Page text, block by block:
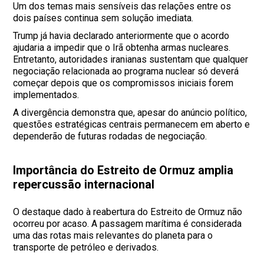
Um dos temas mais sensíveis das relações entre os
dois países continua sem solução imediata.
Trump já havia declarado anteriormente que o acordo
ajudaria a impedir que o Irã obtenha armas nucleares.
Entretanto, autoridades iranianas sustentam que qualquer
negociação relacionada ao programa nuclear só deverá
começar depois que os compromissos iniciais forem
implementados.
A divergência demonstra que, apesar do anúncio político,
questões estratégicas centrais permanecem em aberto e
dependerão de futuras rodadas de negociação.
Importância do Estreito de Ormuz amplia
repercussão internacional
O destaque dado à reabertura do Estreito de Ormuz não
ocorreu por acaso. A passagem marítima é considerada
uma das rotas mais relevantes do planeta para o
transporte de petróleo e derivados.